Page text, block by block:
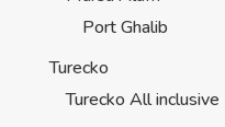
Port Ghalib
Turecko
Turecko All inclusive